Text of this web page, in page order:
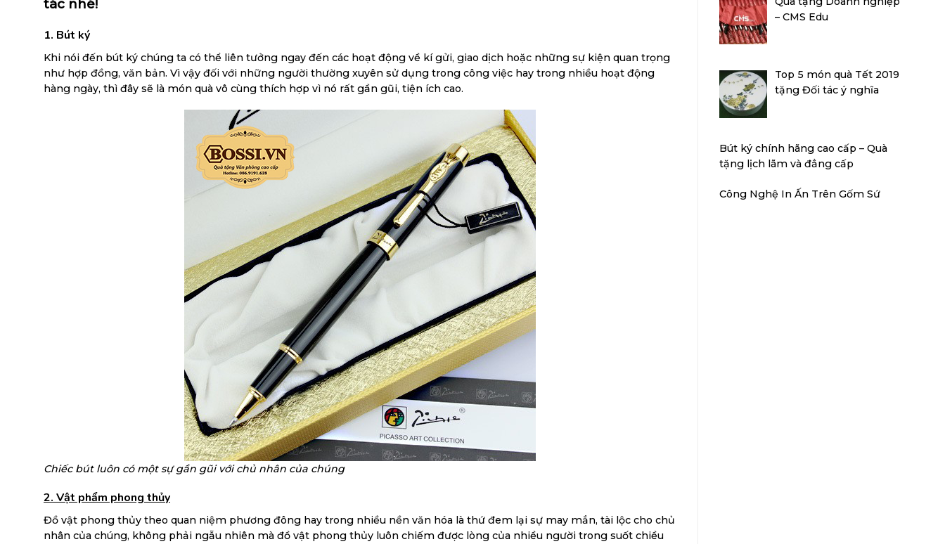
tác nhé!
1. Bút ký
Khi nói đến bút ký chúng ta có thể liên tưởng ngay đến các hoạt động về kí gửi, giao dịch hoặc những sự kiện quan trọng
như hợp đồng, văn bản. Vì vậy đối với những người thường xuyên sử dụng trong công việc hay trong nhiều hoạt động
hàng ngày, thì đây sẽ là món quà vô cùng thích hợp vì nó rất gần gũi, tiện ích cao.
Chiếc bút luôn có một sự gần gũi với chủ nhân của chúng
2. Vật phẩm phong thủy
Đồ vật phong thủy theo quan niệm phương đông hay trong nhiều nền văn hóa là thứ đem lại sự may mắn, tài lộc cho chủ
nhân của chúng, không phải ngẫu nhiên mà đồ vật phong thủy luôn chiếm được lòng của nhiều người trong suốt chiều
– CMS Edu
Top 5 món quà Tết 2019
tặng Đối tác ý nghĩa
Bút ký chính hãng cao cấp – Quà
tặng lịch lãm và đẳng cấp
Công Nghệ In Ấn Trên Gốm Sứ